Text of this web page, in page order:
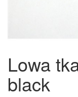
Lowa
black